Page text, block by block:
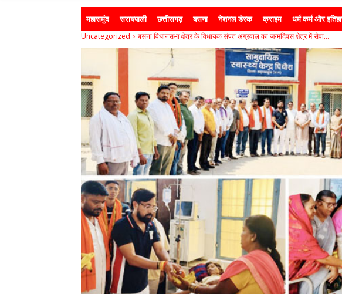
महासमुंद सरायपाली छत्तीसगढ़ बसना नेशनल डेस्क क्राइम धर्म कर्म और
Uncategorized बसना विधानसभा क्षेत्र के विधायक संपत अग्रवाल का जन्मदिवस क्षेत्र में सेवा...